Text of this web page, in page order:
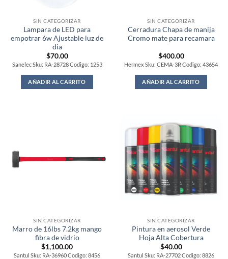
SIN CATEGORIZAR
Lampara de LED para
empotrar 6w Ajustable luz de
dia
$70.00
Sanelec Sku: RA-28728 Codigo: 1253
AÑADIR AL CARRITO
SIN CATEGORIZAR
Cerradura Chapa de manija
Cromo mate para recamara
$400.00
Hermex Sku: CEMA-3R Codigo: 43654
AÑADIR AL CARRITO
SIN CATEGORIZAR
Marro de 16lbs 7.2kg mango
fibra de vidrio
$1,100.00
Santul Sku: RA-36960 Codigo: 8456
SIN CATEGORIZAR
Pintura en aerosol Verde
Hoja Alta Cobertura
$40.00
Santul Sku: RA-27702 Codigo: 8826